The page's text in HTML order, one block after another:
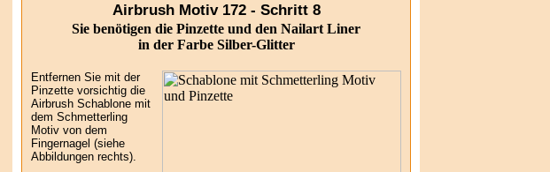
Airbrush Motiv 172 - Schritt 8
Sie benötigen die Pinzette und den Nailart Liner
in der Farbe Silber-Glitter
Entfernen Sie mit der
Pinzette vorsichtig die
Airbrush Schablone mit
dem Schmetterling
Motiv von dem
Fingernagel (siehe
Abbildungen rechts).